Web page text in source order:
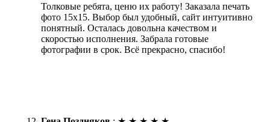
Толковые ребята, ценю их работу! Заказала печать
фото 15х15. Выбор был удобный, сайт интуитивно
понятный. Осталась довольна качеством и
скоростью исполнения. Забрала готовые
фотографии в срок. Всё прекрасно, спасибо!